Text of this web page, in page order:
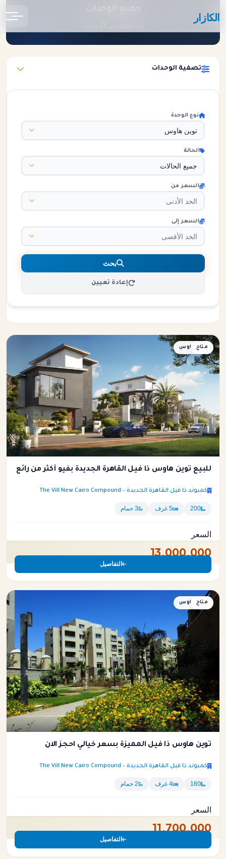
الكازار
الرئيسية
تصفية الوحدات
نوع الوحدة
الحالة
السعر من
السعر إلى
بحث
إعادة تعيين
توين هاوس
متاح
للبيع توين هاوس ذا فيل القاهرة الجديدة بفيو أكثر من رائع
كمبوند ذا فيل القاهرة الجديدة – The Vill New Cairo Compound
200 5 غرف 3 حمام
السعر
13,000,000
التفاصيل
توين هاوس
متاح
توين هاوس ذا فيل المميزة بسعر خيالي احجز الان
كمبوند ذا فيل القاهرة الجديدة – The Vill New Cairo Compound
180 4 غرف 2 حمام
السعر
11,700,000
التفاصيل